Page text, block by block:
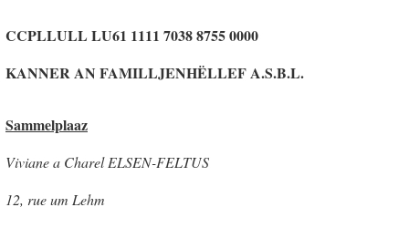
CCPLLULL LU61 1111 7038 8755 0000
KANNER AN FAMILLJENHËLLEF A.S.B.L.
Sammelplaaz
Viviane a Charel ELSEN-FELTUS
12, rue um Lehm